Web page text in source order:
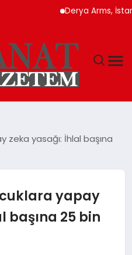
Derya Arms,
zeka yasağı: İhlal başına
yapay
başına 25 bin